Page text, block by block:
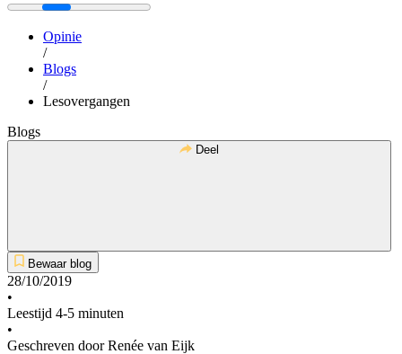
Opinie
/
Blogs
/
Lesovergangen
Blogs
Deel
Bewaar blog
28/10/2019
•
Leestijd 4-5 minuten
•
Geschreven door Renée van Eijk